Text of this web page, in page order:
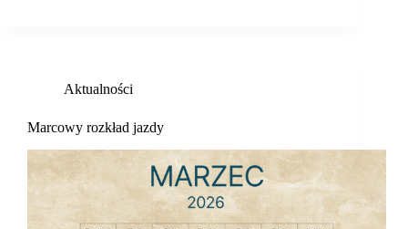
Aktualności
Marcowy rozkład jazdy